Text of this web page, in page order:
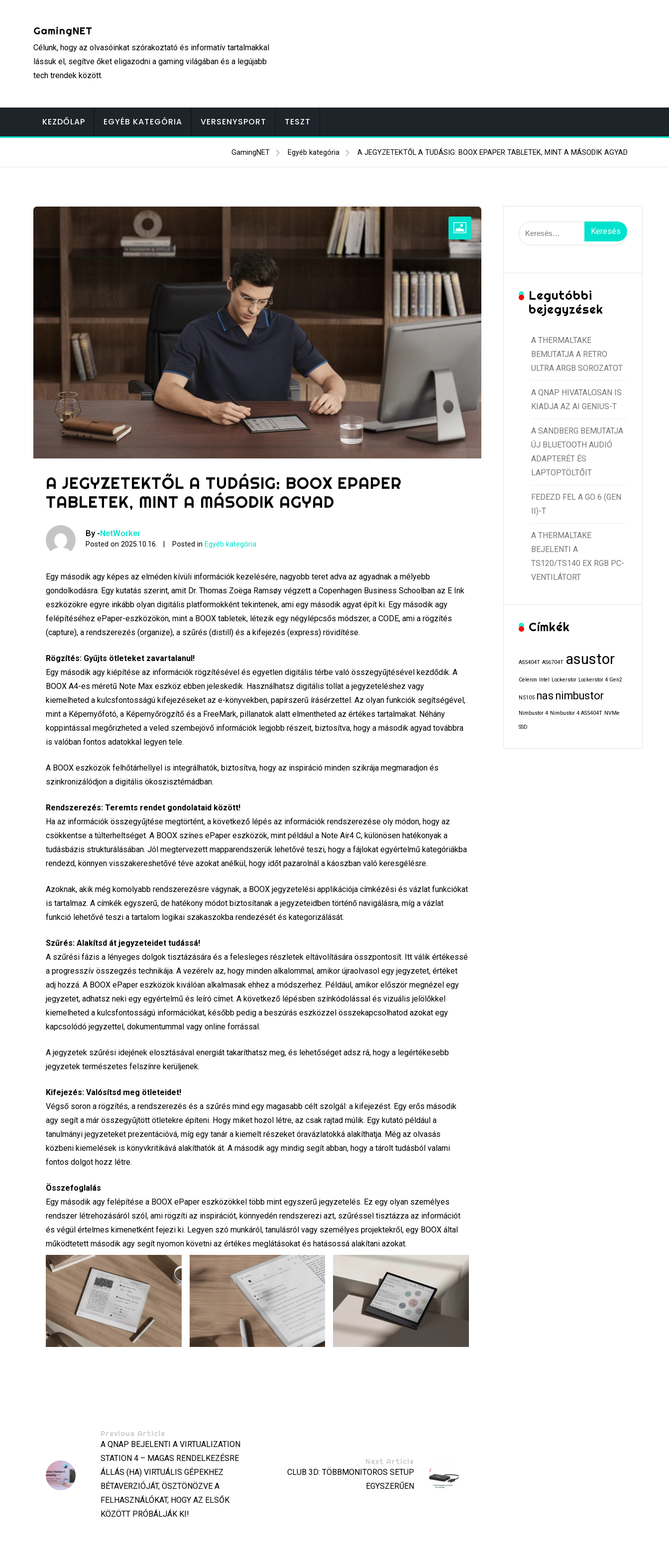
GamingNET
Célunk, hogy az olvasóinkat szórakoztató és informatív tartalmakkal
lássuk el, segítve őket eligazodni a gaming világában és a legújabb
tech trendek között.
KEZDŐLAP EGYÉB KATEGÓRIA VERSENYSPORT TESZT
GamingNET Egyéb kategória A JEGYZETEKTŐL A TUDÁSIG: BOOX EPAPER TABLETEK, MINT A MÁSODIK AGYAD
A JEGYZETEKTŐL A TUDÁSIG: BOOX EPAPER
TABLETEK, MINT A MÁSODIK AGYAD
By -NetWorker
Posted on2025.10.16. Posted in Egyéb kategória
Egy második agy képes az elméden kívüli információk kezelésére, nagyobb teret adva az agyadnak a mélyebb
gondolkodásra. Egy kutatás szerint, amit Dr. Thomas Zoëga Ramsøy végzett a Copenhagen Business Schoolban az E Ink
eszközökre egyre inkább olyan digitális platformokként tekintenek, ami egy második agyat épít ki. Egy második agy
felépítéséhez ePaper-eszközökön, mint a BOOX tabletek, létezik egy négylépcsős módszer, a CODE, ami a rögzítés
(capture), a rendszerezés (organize), a szűrés (distill) és a kifejezés (express) rövidítése.
Rögzítés: Gyűjts ötleteket zavartalanul!
Egy második agy kiépítése az információk rögzítésével és egyetlen digitális térbe való összegyűjtésével kezdődik. A
BOOX A4-es méretű Note Max eszköz ebben jeleskedik. Használhatsz digitális tollat a jegyzeteléshez vagy
kiemelheted a kulcsfontosságú kifejezéseket az e-könyvekben, papírszerű írásérzettel. Az olyan funkciók segítségével,
mint a Képernyőfotó, a Képernyőrögzítő és a FreeMark, pillanatok alatt elmentheted az értékes tartalmakat. Néhány
koppintással megőrizheted a veled szembejövő információk legjobb részeit, biztosítva, hogy a második agyad továbbra
is valóban fontos adatokkal legyen tele.
A BOOX eszközök felhőtárhellyel is integrálhatók, biztosítva, hogy az inspiráció minden szikrája megmaradjon és
szinkronizálódjon a digitális ökoszisztémádban.
Rendszerezés: Teremts rendet gondolataid között!
Ha az információk összegyűjtése megtörtént, a következő lépés az információk rendszerezése oly módon, hogy az
csökkentse a túlterheltséget. A BOOX színes ePaper eszközök, mint például a Note Air4 C, különösen hatékonyak a
tudásbázis strukturálásában. Jól megtervezett mapparendszerük lehetővé teszi, hogy a fájlokat egyértelmű kategóriákba
rendezd, könnyen visszakereshetővé téve azokat anélkül, hogy időt pazarolnál a káoszban való keresgélésre.
Azoknak, akik még komolyabb rendszerezésre vágynak, a BOOX jegyzetelési applikációja címkézési és vázlat funkciókat
is tartalmaz. A címkék egyszerű, de hatékony módot biztosítanak a jegyzeteidben történő navigálásra, míg a vázlat
funkció lehetővé teszi a tartalom logikai szakaszokba rendezését és kategorizálását.
Szűrés: Alakítsd át jegyzeteidet tudássá!
A szűrési fázis a lényeges dolgok tisztázására és a felesleges részletek eltávolítására összpontosít. Itt válik értékessé
a progresszív összegzés technikája. A vezérelv az, hogy minden alkalommal, amikor újraolvasol egy jegyzetet, értéket
adj hozzá. A BOOX ePaper eszközök kiválóan alkalmasak ehhez a módszerhez. Például, amikor először megnézel egy
jegyzetet, adhatsz neki egy egyértelmű és leíró címet. A következő lépésben színkódolással és vizuális jelölőkkel
kiemelheted a kulcsfontosságú információkat, később pedig a beszúrás eszközzel összekapcsolhatod azokat egy
kapcsolódó jegyzettel, dokumentummal vagy online forrással.
A jegyzetek szűrési idejének elosztásával energiát takaríthatsz meg, és lehetőséget adsz rá, hogy a legértékesebb
jegyzetek természetes felszínre kerüljenek.
Kifejezés: Valósítsd meg ötleteidet!
Végső soron a rögzítés, a rendszerezés és a szűrés mind egy magasabb célt szolgál: a kifejezést. Egy erős második
agy segít a már összegyűjtött ötletekre építeni. Hogy miket hozol létre, az csak rajtad múlik. Egy kutató például a
tanulmányi jegyzeteket prezentációvá, míg egy tanár a kiemelt részeket óravázlatokká alakíthatja. Még az olvasás
közbeni kiemelések is könyvkritikává alakíthatók át. A második agy mindig segít abban, hogy a tárolt tudásból valami
fontos dolgot hozz létre.
Összefoglalás
Egy második agy felépítése a BOOX ePaper eszközökkel több mint egyszerű jegyzetelés. Ez egy olyan személyes
rendszer létrehozásáról szól, ami rögzíti az inspirációt, könnyedén rendszerezi azt, szűréssel tisztázza az információt
és végül értelmes kimenetként fejezi ki. Legyen szó munkáról, tanulásról vagy személyes projektekről, egy BOOX által
működtetett második agy segít nyomon követni az értékes meglátásokat és hatásossá alakítani azokat.
Previous Article
A QNAP BEJELENTI A VIRTUALIZATION
STATION 4 – MAGAS RENDELKEZÉSRE
ÁLLÁS (HA) VIRTUÁLIS GÉPEKHEZ
BÉTAVERZIÓJÁT, ÖSZTÖNÖZVE A
FELHASZNÁLÓKAT, HOGY AZ ELSŐK
KÖZÖTT PRÓBÁLJÁK KI!
Next Article
CLUB 3D: TÖBBMONITOROS SETUP
EGYSZERŰEN
Keresés:
Legutóbbi
bejegyzések
A THERMALTAKE
BEMUTATJA A RETRO
ULTRA ARGB SOROZATOT
A QNAP HIVATALOSAN IS
KIADJA AZ AI GENIUS-T
A SANDBERG BEMUTATJA
ÚJ BLUETOOTH AUDIÓ
ADAPTERÉT ÉS
LAPTOPTÖLTŐIT
FEDEZD FEL A GO 6 (GEN
II)-T
A THERMALTAKE
BEJELENTI A
TS120/TS140 EX RGB PC-
VENTILÁTORT
Címkék
AS5404T AS6704T asustor
Celeron Intel Lockerstor Lockerstor 4 Gen2
N5105 nas nimbustor
Nimbustor 4 Nimbustor 4 AS5404T NVMe
SSD